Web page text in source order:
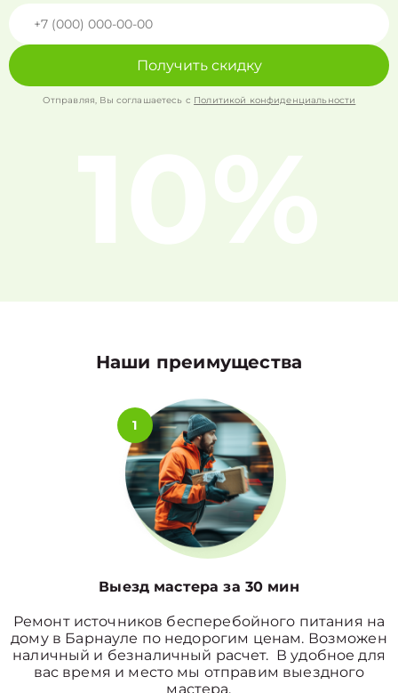
Получить скидку
Отправляя, Вы соглашаетесь с Политикой конфиденциальности
10%
Наши преимущества
1
Выезд мастера за 30 мин
Ремонт источников бесперебойного питания на
дому в Барнауле по недорогим ценам. Возможен
наличный и безналичный расчет. В удобное для
вас время и место мы отправим выездного
мастера.